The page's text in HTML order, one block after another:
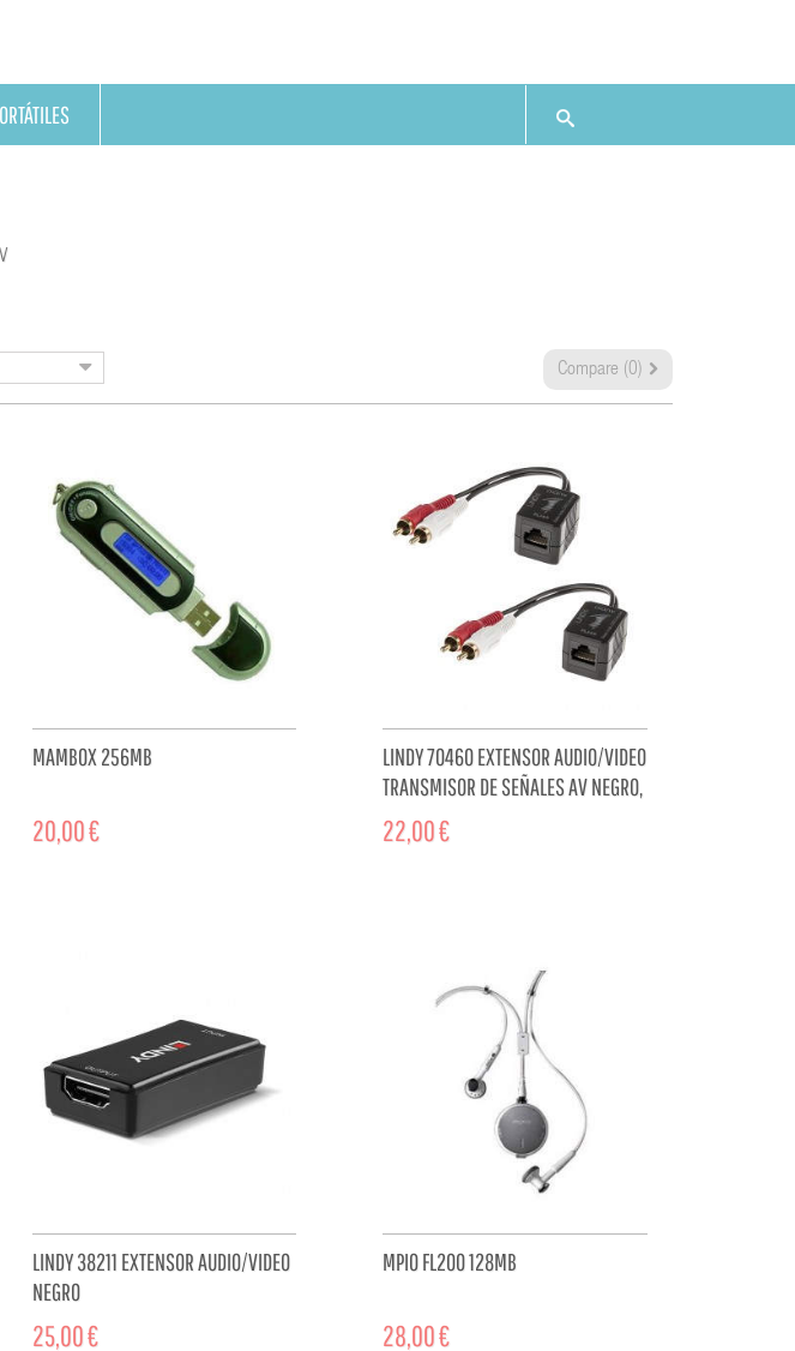
Compare (0)
MAMBOX 256MB
20,00 €
LINDY 70460 EXTENSOR AUDIO/VIDEO
TRANSMISOR DE SEÑALES AV NEGRO,
ROJO, BLANCO
22,00 €
LINDY 38211 EXTENSOR AUDIO/VIDEO
NEGRO
25,00 €
MPIO FL200 128MB
28,00 €